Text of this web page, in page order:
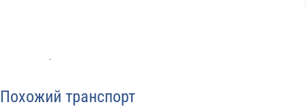
Похожий транспорт